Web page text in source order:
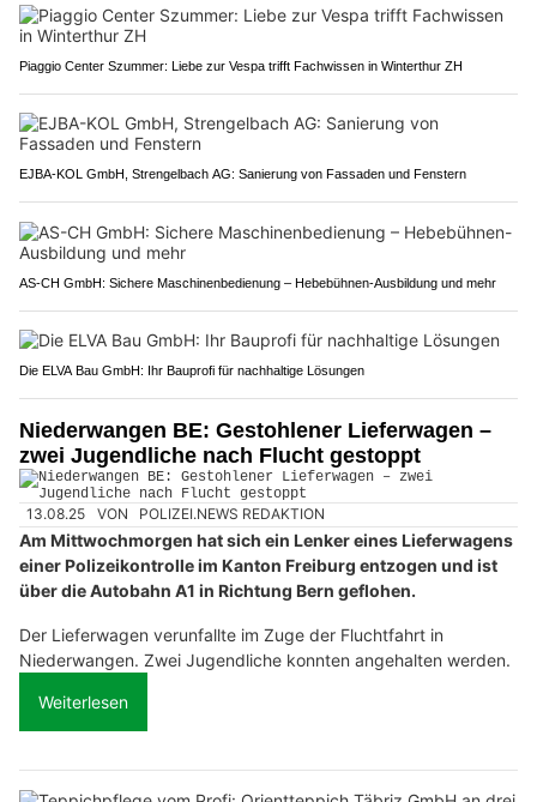
Piaggio Center Szummer: Liebe zur Vespa trifft Fachwissen in Winterthur ZH
EJBA-KOL GmbH, Strengelbach AG: Sanierung von Fassaden und Fenstern
AS-CH GmbH: Sichere Maschinenbedienung – Hebebühnen-Ausbildung und mehr
Die ELVA Bau GmbH: Ihr Bauprofi für nachhaltige Lösungen
Niederwangen BE: Gestohlener Lieferwagen –
zwei Jugendliche nach Flucht gestoppt
13.08.25 VON POLIZEI.NEWS REDAKTION
Am Mittwochmorgen hat sich ein Lenker eines Lieferwagens
einer Polizeikontrolle im Kanton Freiburg entzogen und ist
über die Autobahn A1 in Richtung Bern geflohen.
Der Lieferwagen verunfallte im Zuge der Fluchtfahrt in
Niederwangen. Zwei Jugendliche konnten angehalten werden.
Weiterlesen